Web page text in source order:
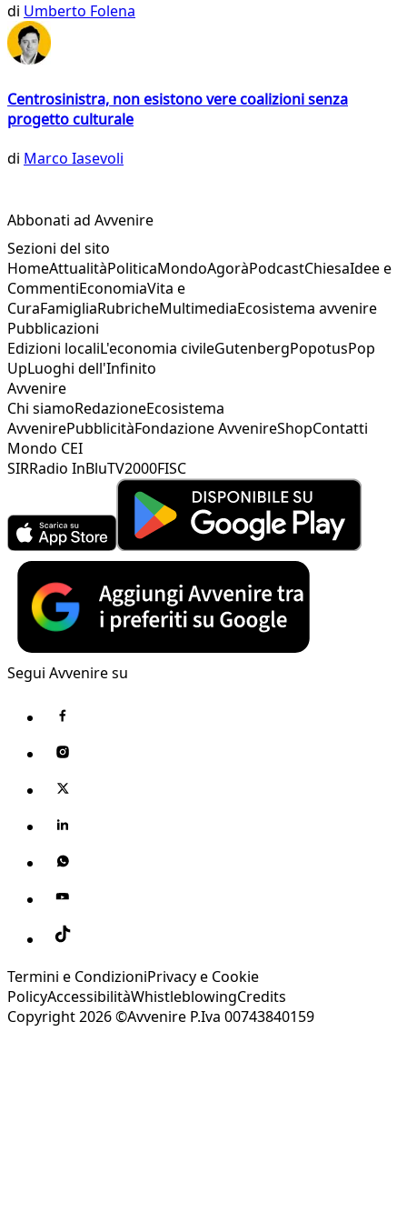
di Umberto Folena
Centrosinistra, non esistono vere coalizioni senza
progetto culturale
di Marco Iasevoli
Abbonati ad Avvenire
Sezioni del sito
HomeAttualitàPoliticaMondoAgoràPodcastChiesaIdee e
CommentiEconomiaVita e
CuraFamigliaRubricheMultimediaEcosistema avvenire
Pubblicazioni
Edizioni localiL'economia civileGutenbergPopotusPop
UpLuoghi dell'Infinito
Avvenire
Chi siamoRedazioneEcosistema
AvvenirePubblicitàFondazione AvvenireShopContatti
Mondo CEI
SIRRadio InBluTV2000FISC
Segui Avvenire su
Termini e CondizioniPrivacy e Cookie
PolicyAccessibilitàWhistleblowingCredits
Copyright 2026 ©Avvenire P.Iva 00743840159